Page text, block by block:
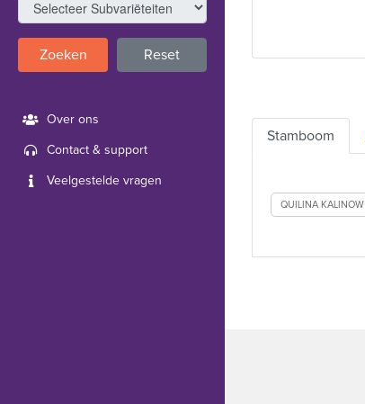
Zoeken Reset
Over ons
Contact & support
Veelgestelde vragen
Stamboom
QUILINA KALINOW